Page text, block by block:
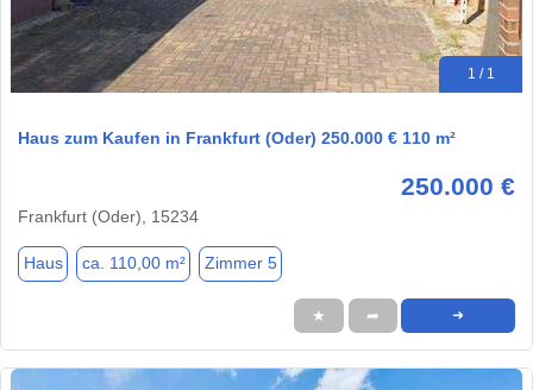
1 / 1
Haus zum Kaufen in Frankfurt (Oder) 250.000 € 110 m²
250.000 €
Frankfurt (Oder), 15234
Haus ca. 110,00 m² Zimmer 5
★ ➦ ➜